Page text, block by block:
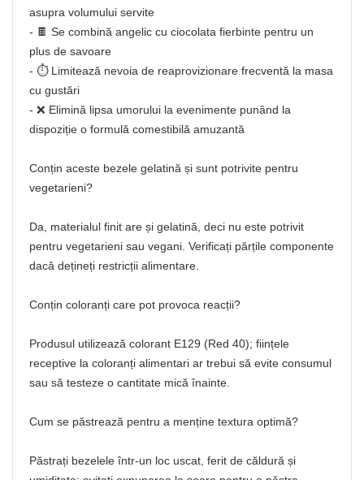
asupra volumului servite
- 🍫 Se combină angelic cu ciocolata fierbinte pentru un
plus de savoare
- ⏱️ Limitează nevoia de reaprovizionare frecventă la masa
cu gustări
- ❌ Elimină lipsa umorului la evenimente punând la
dispoziție o formulă comestibilă amuzantă
Conțin aceste bezele gelatină și sunt potrivite pentru
vegetarieni?
Da, materialul finit are și gelatină, deci nu este potrivit
pentru vegetarieni sau vegani. Verificați părțile componente
dacă dețineți restricții alimentare.
Conțin coloranți care pot provoca reacții?
Produsul utilizează colorant E129 (Red 40); ființele
receptive la coloranți alimentari ar trebui să evite consumul
sau să testeze o cantitate mică înainte.
Cum se păstrează pentru a menține textura optimă?
Păstrați bezelele într-un loc uscat, ferit de căldură și